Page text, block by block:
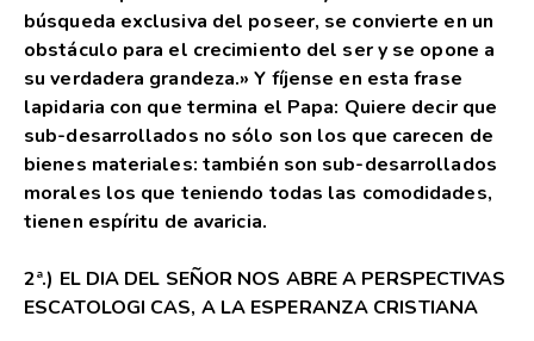
búsqueda exclusiva del poseer, se convierte en un
obstáculo para el crecimiento del ser y se opone a
su verdadera grandeza.» Y fíjense en esta frase
lapidaria con que termina el Papa: Quiere decir que
sub-desarrollados no sólo son los que carecen de
bienes materiales: también son sub-desarrollados
morales los que teniendo todas las comodidades,
tienen espíritu de avaricia.
2ª.) EL DIA DEL SEÑOR NOS ABRE A PERSPECTIVAS
ESCATOLOGI CAS, A LA ESPERANZA CRISTIANA